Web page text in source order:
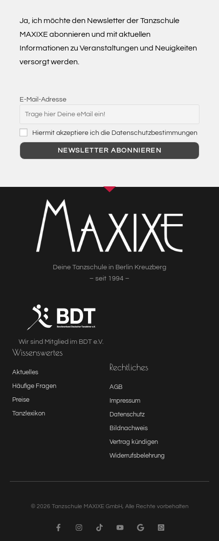
Ja, ich möchte den Newsletter der Tanzschule
MAXIXE abonnieren und mit aktuellen
Informationen zu Veranstaltungen und Neuigkeiten
versorgt werden.
E-Mail-Adresse
Hiermit akzeptiere ich die Datenschutzbestimmungen
Deine Tanzschule in Berlin Kreuzberg
– seit 1994 –
Wir sind Mitglied im BDT e.V.
Wissenswertes
Aktuelles
Häufige Fragen
Preise
Tanzlexikon
Rechtliches
AGB
Impressum
Datenschutz
Bildnachweis
Vertrag kündigen
Widerrufsbelehrung
© 2026 Tanzschule MAXIXE GmbH, Alle Rechte vorbehalten